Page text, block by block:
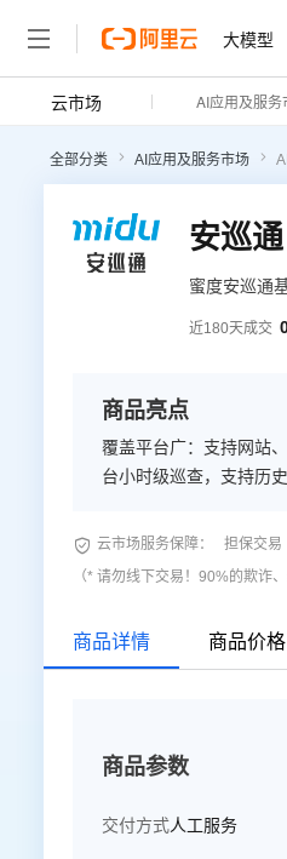
大模型
云市场 AI应用及服务
全部分类 AI应用及服务市场
安巡通
蜜度安巡通
近180天成交
商品亮点
覆盖平台广：支持网站
台小时级巡查，支持历
 云市场服务保障： 担保交易
（* 请勿线下交易！90%的欺诈
商品详情 商品价格
商品参数
交付方式人工服务